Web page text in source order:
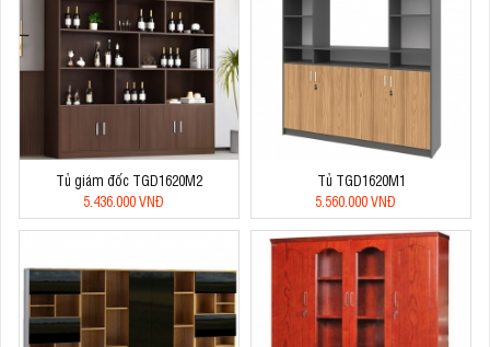
Tủ giám đốc TGD1620M2
5.436.000 VNĐ
Tủ TGD1620M1
5.560.000 VNĐ